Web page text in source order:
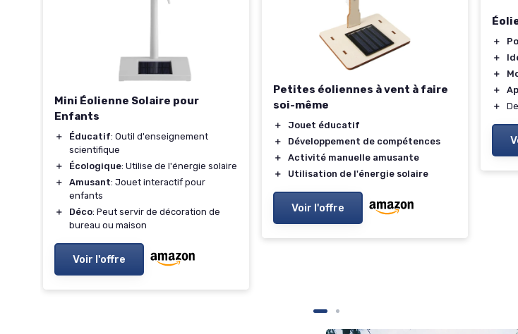
Mini Éolienne Solaire pour
Enfants
＋ Éducatif: Outil d'enseignement
scientifique
＋
Écologique: Utilise de l'énergie solaire
＋
Amusant: Jouet interactif pour
enfants
＋
Déco: Peut servir de décoration de
bureau ou maison
Voir l'offre
Petites éoliennes à vent à faire
soi-même
＋
Jouet éducatif
＋
Développement de compétences
＋
Activité manuelle amusante
＋
Utilisation de l'énergie solaire
Voir l'offre
＋
＋
＋
＋
＋